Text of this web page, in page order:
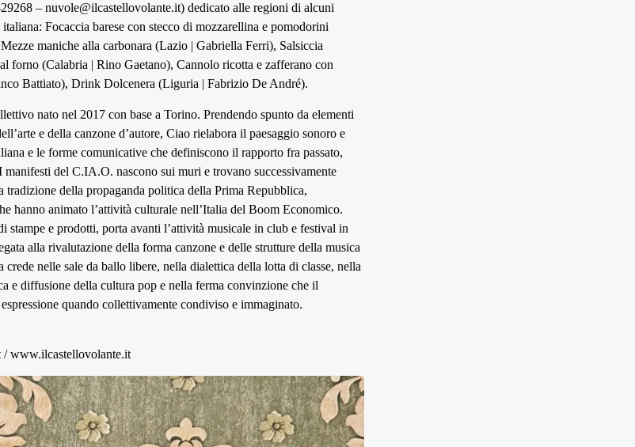
– nuvole@ilcastellovolante.it) dedicato alle regioni di alcuni
Focaccia barese con stecco di mozzarellina e pomodorini
maniche alla carbonara (Lazio | Gabriella Ferri), Salsiccia
forno (Calabria | Rino Gaetano), Cannolo ricotta e zafferano con
Battiato), Drink Dolcenera (Liguria | Fabrizio De André).
nato nel 2017 con base a Torino. Prendendo spunto da elementi
e della canzone d’autore, Ciao rielabora il paesaggio sonoro e
e le forme comunicative che definiscono il rapporto fra passato,
del C.IA.O. nascono sui muri e trovano successivamente
tradizione della propaganda politica della Prima Repubblica,
hanno animato l’attività culturale nell’Italia del Boom Economico.
stampe e prodotti, porta avanti l’attività musicale in club e festival in
alla rivalutazione della forma canzone e delle strutture della musica
nelle sale da ballo libere, nella dialettica della lotta di classe, nella
e diffusione della cultura pop e nella ferma convinzione che il
quando collettivamente condiviso e immaginato.
/www.ilcastellovolante.it